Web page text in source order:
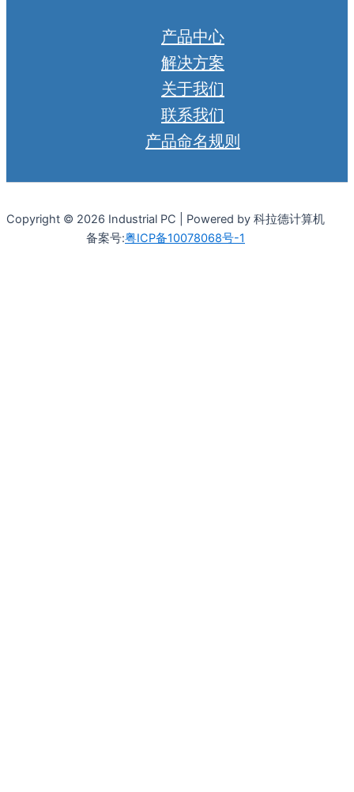
产品中心
解决方案
关于我们
联系我们
产品命名规则
Copyright © 2026 Industrial PC | Powered by 科拉德计算机
备案号:粤ICP备10078068号-1